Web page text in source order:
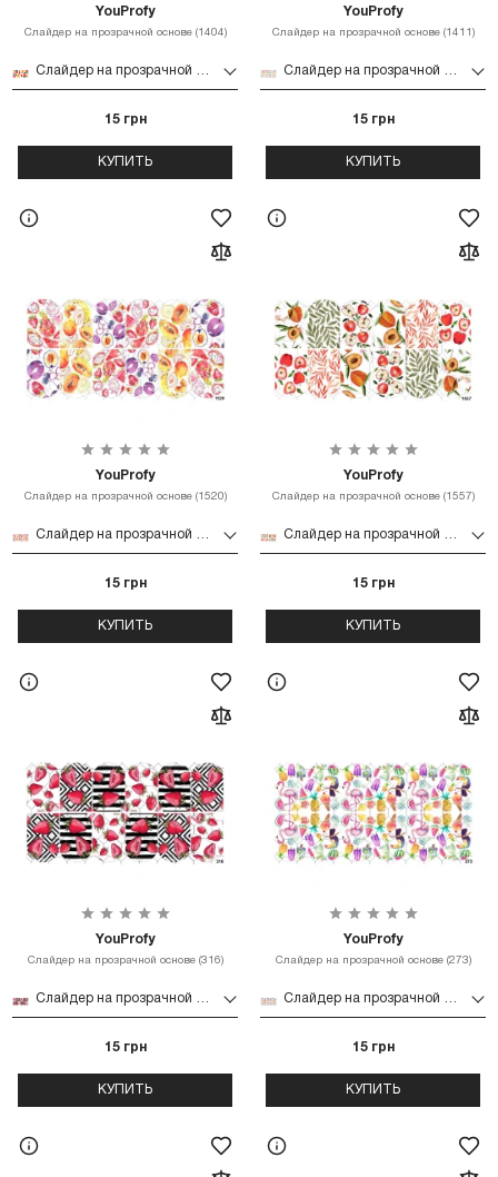
YouProfy
Слайдер на прозрачной основе (1404)
15 грн
КУПИТЬ
YouProfy
Слайдер на прозрачной основе (1411)
15 грн
КУПИТЬ
YouProfy
Слайдер на прозрачной основе (1520)
15 грн
КУПИТЬ
YouProfy
Слайдер на прозрачной основе (1557)
15 грн
КУПИТЬ
YouProfy
Слайдер на прозрачной основе (316)
15 грн
КУПИТЬ
YouProfy
Слайдер на прозрачной основе (273)
15 грн
КУПИТЬ